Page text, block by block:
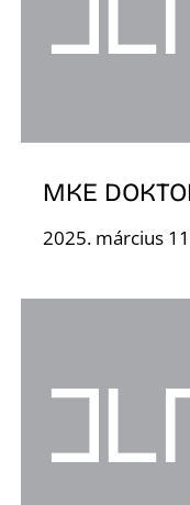
MKE
2025. március